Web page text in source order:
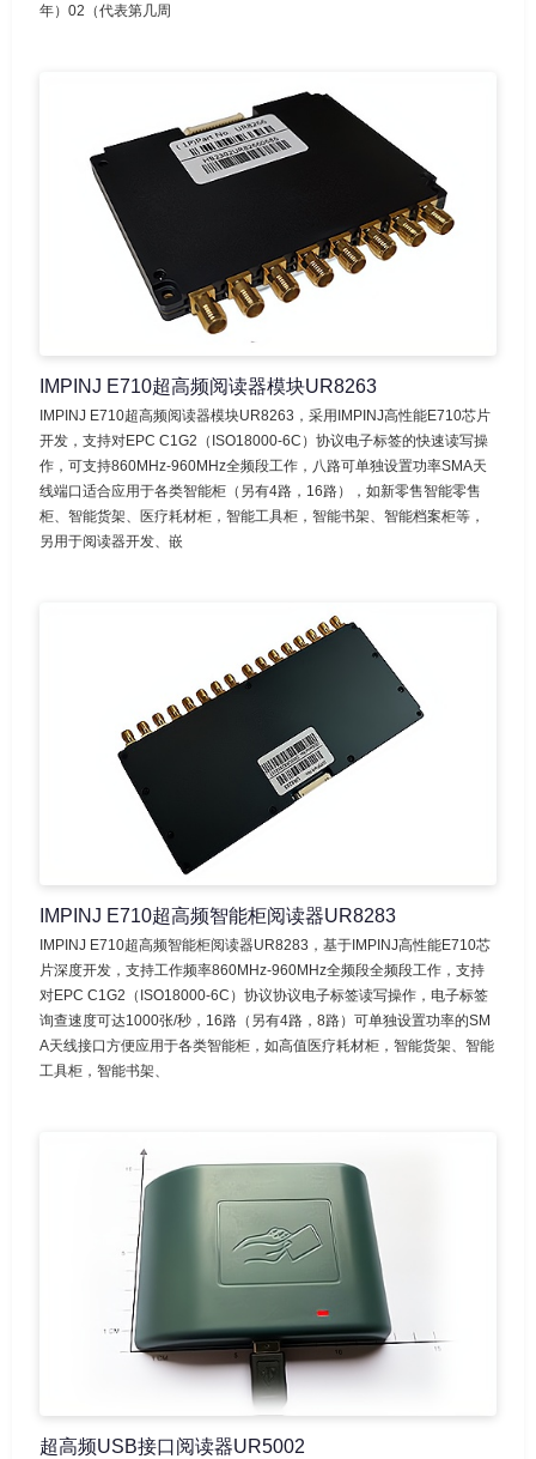
年）02（代表第几周
IMPINJ E710超高频阅读器模块UR8263
IMPINJ E710超高频阅读器模块UR8263，采用IMPINJ高性能E710芯片
开发，支持对EPC C1G2（ISO18000-6C）协议电子标签的快速读写操
作，可支持860MHz-960MHz全频段工作，八路可单独设置功率SMA天
线端口适合应用于各类智能柜（另有4路，16路），如新零售智能零售
柜、智能货架、医疗耗材柜，智能工具柜，智能书架、智能档案柜等，
另用于阅读器开发、嵌
IMPINJ E710超高频智能柜阅读器UR8283
IMPINJ E710超高频智能柜阅读器UR8283，基于IMPINJ高性能E710芯
片深度开发，支持工作频率860MHz-960MHz全频段全频段工作，支持
对EPC C1G2（ISO18000-6C）协议协议电子标签读写操作，电子标签
询查速度可达1000张/秒，16路（另有4路，8路）可单独设置功率的SM
A天线接口方便应用于各类智能柜，如高值医疗耗材柜，智能货架、智能
工具柜，智能书架、
超高频USB接口阅读器UR5002